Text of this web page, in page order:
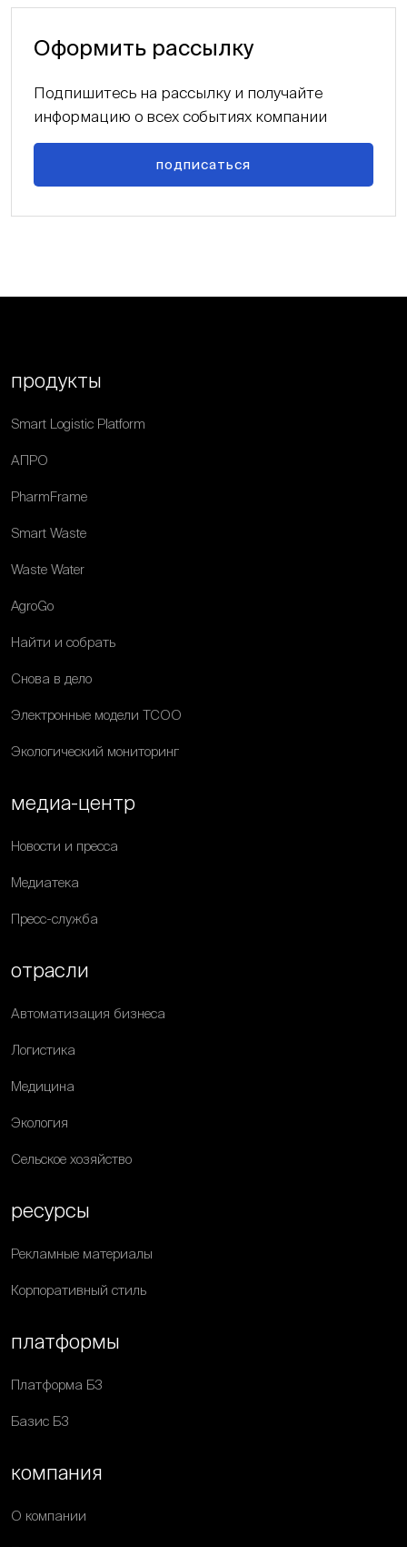
Оформить рассылку
Подпишитесь на рассылку и получайте
информацию о всех событиях компании
подписаться
продукты
Smart Logistic Platform
АПРО
PharmFrame
Smart Waste
Waste Water
AgroGo
Найти и собрать
Снова в дело
Электронные модели ТСОО
Экологический мониторинг
медиа-центр
Новости и пресса
Медиатека
Пресс-служба
отрасли
Автоматизация бизнеса
Логистика
Медицина
Экология
Сельское хозяйство
ресурсы
Рекламные материалы
Корпоративный стиль
платформы
Платформа Б3
Базис Б3
компания
О компании